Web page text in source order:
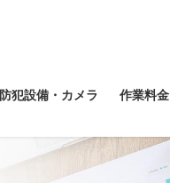
防犯設備・カメラ 作業料金